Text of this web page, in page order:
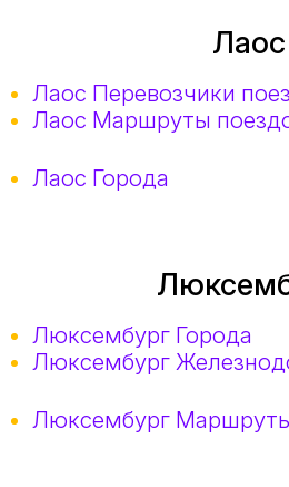
Лаос
Лаос Перевозчики
Лаос Маршруты
Лаос Города
Люксембург Города
Люксембург
Люксембург